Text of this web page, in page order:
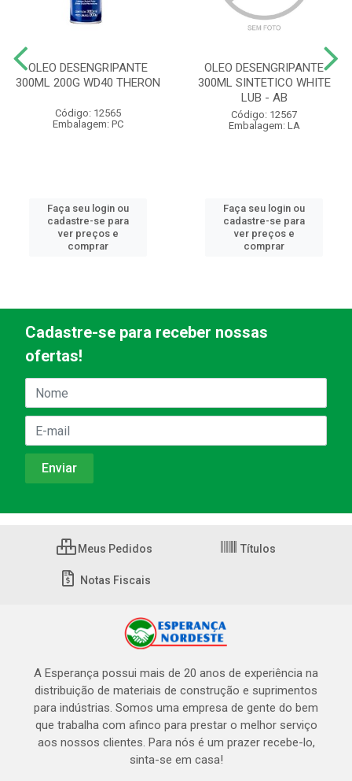
OLEO DESENGRIPANTE
300ML 200G WD40 THERON
Código: 12565
Embalagem: PC
Faça seu login ou
cadastre-se para
ver preços e
comprar
OLEO DESENGRIPANTE
300ML SINTETICO WHITE
LUB - AB
Código: 12567
Embalagem: LA
Faça seu login ou
cadastre-se para
ver preços e
comprar
Cadastre-se para receber nossas
ofertas!
Meus Pedidos Títulos
Notas Fiscais
A Esperança possui mais de 20 anos de experiência na
distribuição de materiais de construção e suprimentos
para indústrias. Somos uma empresa de gente do bem
que trabalha com afinco para prestar o melhor serviço
aos nossos clientes. Para nós é um prazer recebe-lo,
sinta-se em casa!